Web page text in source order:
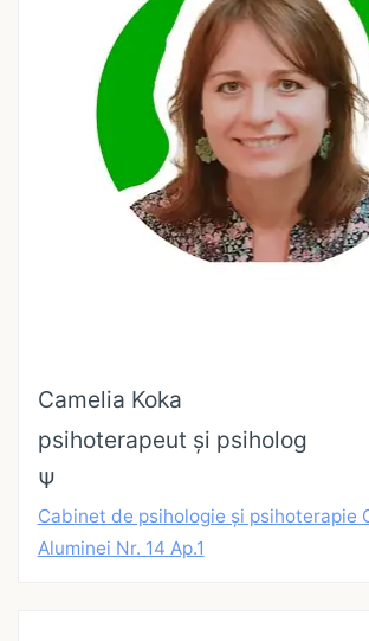
Camelia Koka
psihoterapeut și psiholog
Ψ
Cabinet de psihologie și psihoterapie
Aluminei Nr. 14 Ap.1